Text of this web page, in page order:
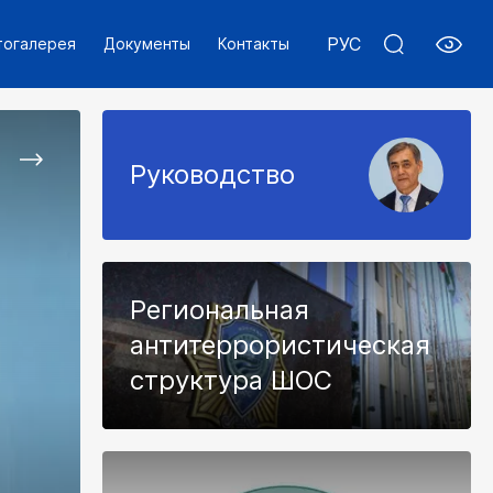
Документы Контакты РУС
Руководство
Региональная
антитеррористическая
структура ШОС